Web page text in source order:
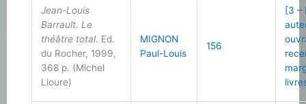
Jean-Louis
Barrault. Le
théâtre total. Ed.
du Rocher, 1999,
368 p. (Michel
Lioure)
MIGNON
Paul-Louis
156
[3 –